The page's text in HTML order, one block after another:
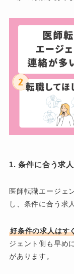
1. 条件に合う求
医師転職エージェ
し、条件に合う求
好条件の求人はす
ジェント側も早め
があります。